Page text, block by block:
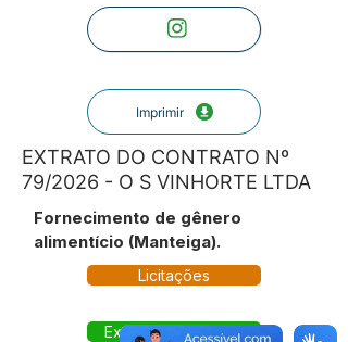
Imprimir
EXTRATO DO CONTRATO Nº
79/2026 - O S VINHORTE LTDA
Fornecimento de gênero
alimentício (Manteiga).
Licitações
Extrato do Contrato